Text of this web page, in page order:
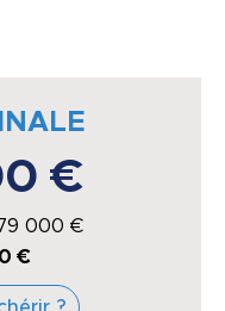
€
000 €
€